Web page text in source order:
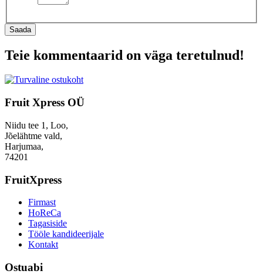
Saada
Teie kommentaarid on väga teretulnud!
Fruit Xpress OÜ
Niidu tee 1, Loo,
Jõelähtme vald,
Harjumaa,
74201
FruitXpress
Firmast
HoReCa
Tagasiside
Tööle kandideerijale
Kontakt
Ostuabi